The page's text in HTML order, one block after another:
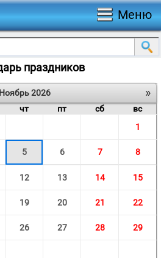
Меню
праздников
»
Ноябрь 2026
чт пт сб
вс
1
5 6 7 8
12 13 14 15
19 20 21 22
26 27 28 29